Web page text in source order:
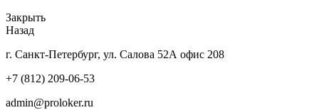
Закрыть
Назад
г. Санкт-Петербург, ул. Салова 52А офис 208
+7 (812) 209-06-53
admin@proloker.ru